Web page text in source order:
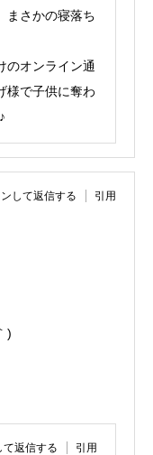
まさかの寝落ち
のオンライン通
様で子供に奪わ
して返信する 引用
)
て返信する 引用